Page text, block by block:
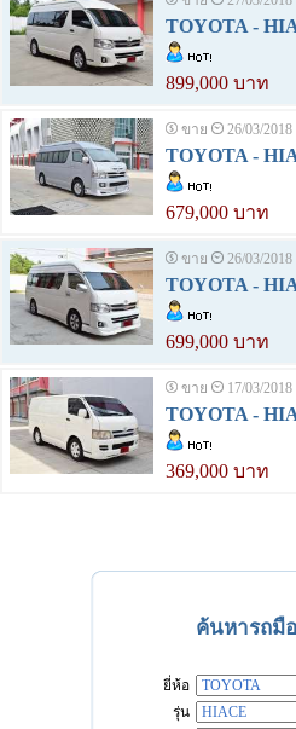
TOYOTA -
899,000 บาท
ขาย 26/03/2018
TOYOTA -
679,000 บาท
ขาย 26/03/2018
TOYOTA -
699,000 บาท
ขาย 17/03/2018
TOYOTA -
369,000 บาท
ค้นหารถมื
ยี่ห้อ
รุ่น